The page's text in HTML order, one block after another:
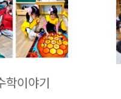
학이야기